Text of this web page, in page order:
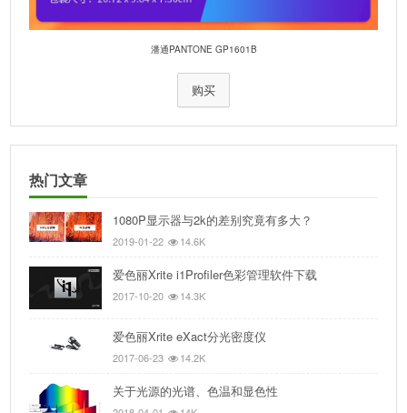
潘通PANTONE GP1601B
购买
热门文章
1080P显示器与2k的差别究竟有多大？
2019-01-22 14.6K
爱色丽Xrite i1Profiler色彩管理软件下载
2017-10-20 14.3K
爱色丽Xrite eXact分光密度仪
2017-06-23 14.2K
关于光源的光谱、色温和显色性